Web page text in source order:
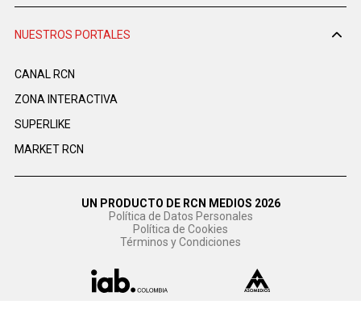
NUESTROS PORTALES
CANAL RCN
ZONA INTERACTIVA
SUPERLIKE
MARKET RCN
UN PRODUCTO DE RCN MEDIOS 2026
Política de Datos Personales
Política de Cookies
Términos y Condiciones